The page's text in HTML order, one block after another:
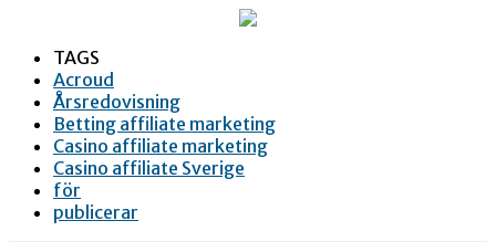
TAGS
Acroud
Årsredovisning
Betting affiliate marketing
Casino affiliate marketing
Casino affiliate Sverige
för
publicerar